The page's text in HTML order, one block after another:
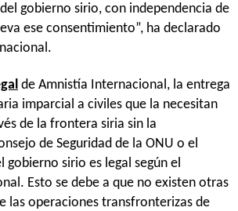
gobierno sirio, con independencia de
ese consentimiento”, ha declarado
de Amnistía Internacional, la entrega
imparcial a civiles que la necesitan
de la frontera siria sin la
de Seguridad de la ONU o el
sirio es legal según el
Esto se debe a que no existen otras
las operaciones transfronterizas de